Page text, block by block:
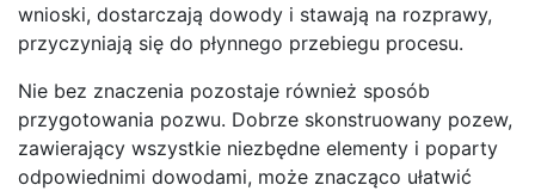
wnioski, dostarczają dowody i stawają na rozprawy,
przyczyniają się do płynnego przebiegu procesu.
Nie bez znaczenia pozostaje również sposób
przygotowania pozwu. Dobrze skonstruowany pozew,
zawierający wszystkie niezbędne elementy i poparty
odpowiednimi dowodami, może znacząco ułatwić